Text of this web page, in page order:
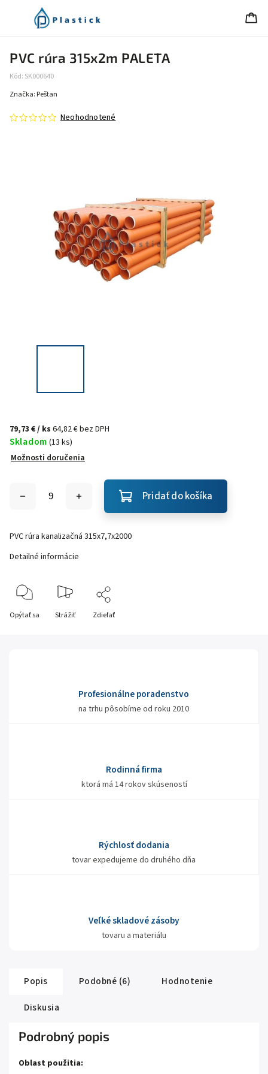
PVC rúra 315x2m PALETA
Kód: SK000640
Neohodnotené
Značka: Peštan
79,73 €/ ks 64,82 € bez DPH
Skladom (13 ks)
Možnosti doručenia
Pridať do košíka
PVC rúra kanalizačná 315x7,7x2000
Detailné informácie
Opýtať sa Strážiť Zdieľať
Profesionálne poradenstvo
na trhu pôsobíme od roku 2010
Rodinná firma
ktorá má 14 rokov skúseností
Rýchlosť dodania
tovar expedujeme do druhého dňa
Veľké skladové zásoby
tovaru a materiálu
Popis Podobné (6)
Hodnotenie
Diskusia
Podrobný popis
Oblast použitia: